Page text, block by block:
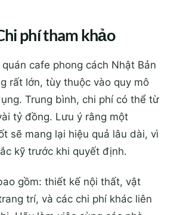
phí tham khảo
cafe phong cách Nhật Bản
rất lớn, tùy thuộc vào quy mô
Trung bình, chi phí có thể từ
tỷ đồng. Lưu ý rằng một
sẽ mang lại hiệu quả lâu dài, vì
kỹ trước khi quyết định.
gồm: thiết kế nội thất, vật
trí, và các chi phí khác liên